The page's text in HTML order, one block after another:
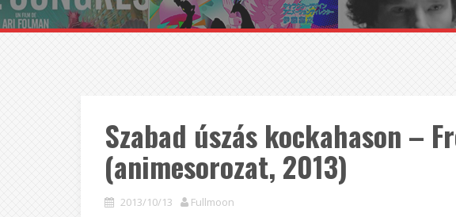
Szabad úszás kockahason –
(animesorozat, 2013)
2013/10/13 Fullmoon